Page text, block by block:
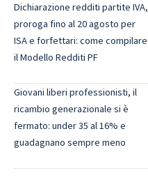
Dichiarazione redditi partite IVA,
proroga fino al 20 agosto per
ISA e forfettari: come compilare
il Modello Redditi PF
Giovani liberi professionisti, il
ricambio generazionale si è
fermato: under 35 al 16% e
guadagnano sempre meno